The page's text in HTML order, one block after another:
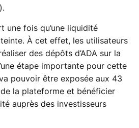
une fois qu’une liquidité
À cet effet, les utilisateurs
des dépôts d’ADA sur la
étape importante pour cette
pouvoir être exposée aux 43
de la plateforme et bénéficier
auprès des investisseurs